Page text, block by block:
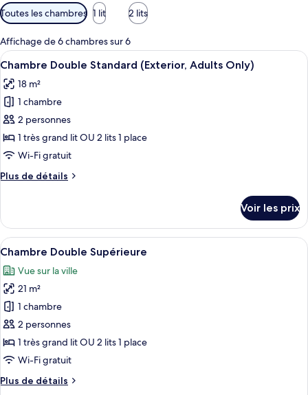
Filtres
disponibles
pour
les
chambres
Toutes les chambres 1 lit 2 lits
Affichage de 6 chambres sur 6
Afficher
toutes
les
photos
pour
ce
type
chambre :
Standard
(Exterior,
Adults
Only)
Un lit bien fait, avec du linge de lit
10
Chambre Double Standard (Exterior, Adults Only)
18 m²
1 chambre
2 personnes
1 très grand lit OU 2 lits 1 place
Wi-Fi gratuit
Plus de détails
Plus
le
type
de
Chambre
Double
Standard
(Exterior,
Adults
Only)
Voir les prix
Afficher
toutes
les
photos
pour
ce
type
de
chambre :
Chambre
Une chambre d’hôtel équipée d’un
19
Chambre Double Supérieure
Vue sur la ville
21 m²
1 chambre
2 personnes
1 très grand lit OU 2 lits 1 place
Wi-Fi gratuit
Plus de détails
Plus